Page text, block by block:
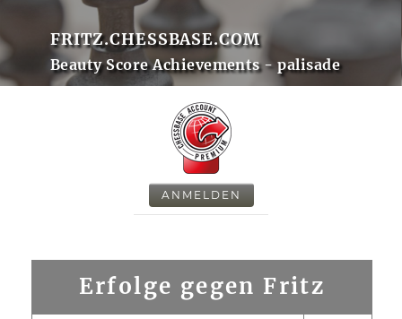
FRITZ.CHESSBASE.COM
Beauty Score Achievements - palisade
ANMELDEN
Erfolge gegen Fritz